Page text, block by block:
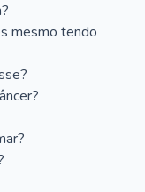
mesmo tendo